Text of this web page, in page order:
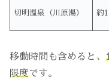
切明温泉（川原湯） 約
移動時間も含めると、
限度です。